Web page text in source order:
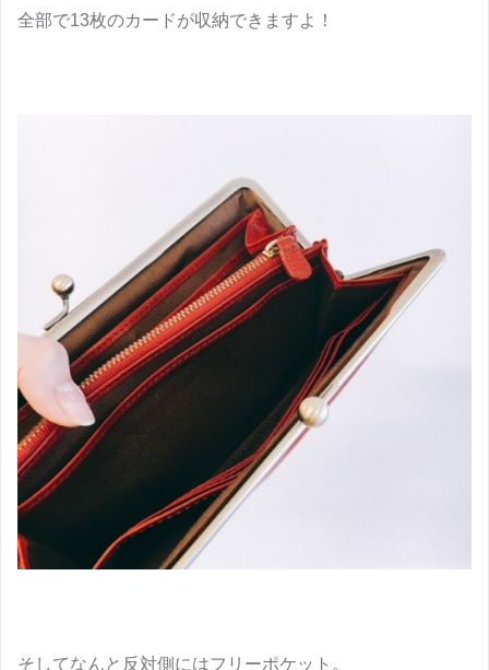
全部で13枚のカードが収納できますよ！
そしてなんと反対側にはフリーポケット。